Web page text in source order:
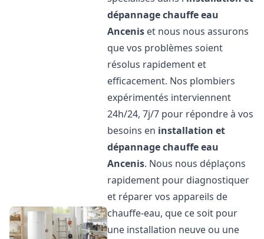
dépannage chauffe eau
Ancenis et nous nous assurons
que vos problèmes soient
résolus rapidement et
efficacement. Nos plombiers
expérimentés interviennent
24h/24, 7j/7 pour répondre à vos
besoins en installation et
dépannage chauffe eau
Ancenis. Nous nous déplaçons
rapidement pour diagnostiquer
et réparer vos appareils de
chauffe-eau, que ce soit pour
une installation neuve ou une